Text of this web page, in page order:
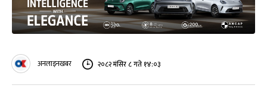
अनलाइनखबर २०८२ मंसिर ८ गते १४:०३